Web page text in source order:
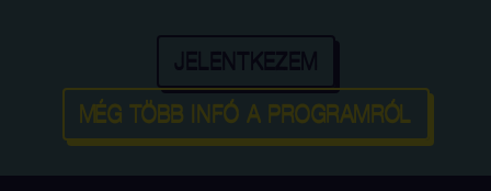
MÉG TÖBB INFÓ A PROGRAMRÓL